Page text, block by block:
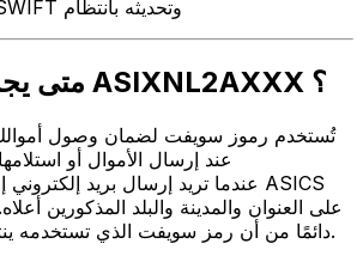
يتم التحقق من رمز SWIFT وتحديثه بانتظام
متى يجب أن أستخدم ASIXNL2AXXX ؟
تُستخدم رموز سويفت لضمان وصول
عند إرسال الأموال أو
دائمًا من أن رمز سويفت الذي تستخدمه ينتمي إلى البنك الوجهة.